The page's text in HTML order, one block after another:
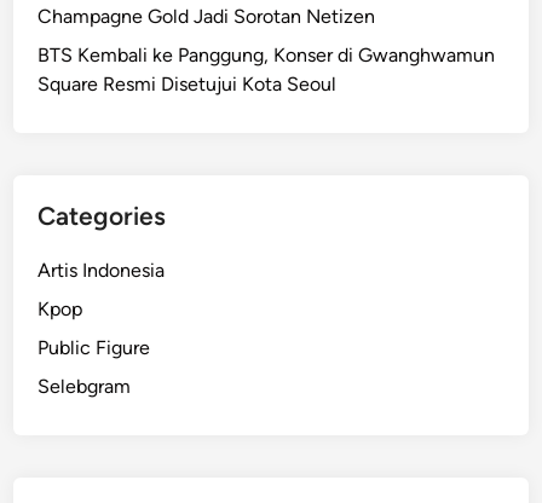
Champagne Gold Jadi Sorotan Netizen
BTS Kembali ke Panggung, Konser di Gwanghwamun
Square Resmi Disetujui Kota Seoul
Categories
Artis Indonesia
Kpop
Public Figure
Selebgram